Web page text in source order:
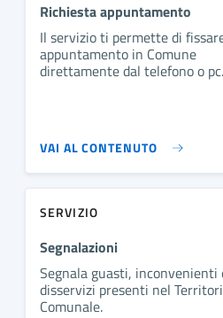
Richiesta appuntamento
Il servizio ti permette di
appuntamento in Comune
direttamente dal telefono o pc.
VAI AL CONTENUTO
SERVIZIO
Segnalazioni
Segnala guasti, inconvenienti
disservizi presenti nel
Comunale.